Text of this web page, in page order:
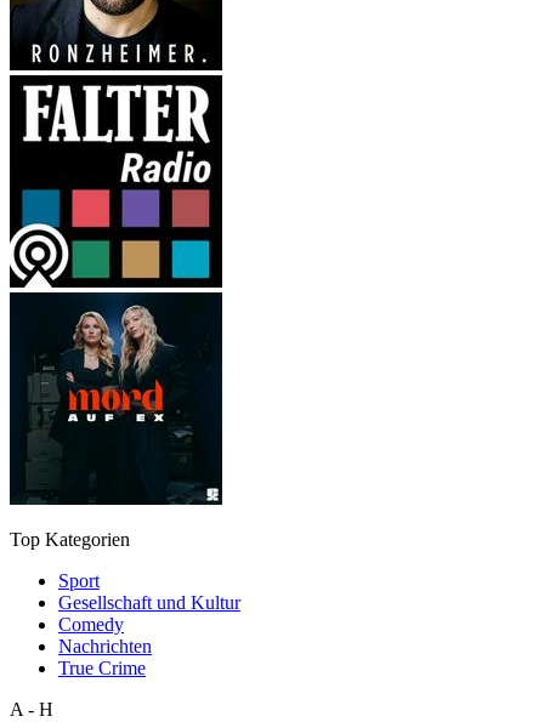
Top Kategorien
Sport
Gesellschaft und Kultur
Comedy
Nachrichten
True Crime
A - H